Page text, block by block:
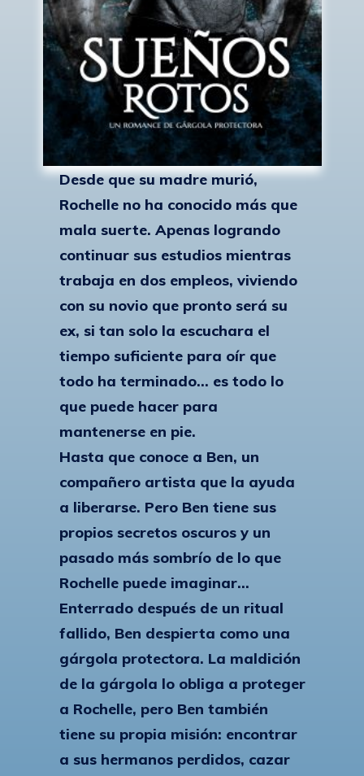
Desde que su madre murió,
Rochelle no ha conocido más que
mala suerte. Apenas logrando
continuar sus estudios mientras
trabaja en dos empleos, viviendo
con su novio que pronto será su
ex, si tan solo la escuchara el
tiempo suficiente para oír que
todo ha terminado... es todo lo
que puede hacer para
mantenerse en pie.
Hasta que conoce a Ben, un
compañero artista que la ayuda
a liberarse. Pero Ben tiene sus
propios secretos oscuros y un
pasado más sombrío de lo que
Rochelle puede imaginar...
Enterrado después de un ritual
fallido, Ben despierta como una
gárgola protectora. La maldición
de la gárgola lo obliga a proteger
a Rochelle, pero Ben también
tiene su propia misión: encontrar
a sus hermanos perdidos, cazar